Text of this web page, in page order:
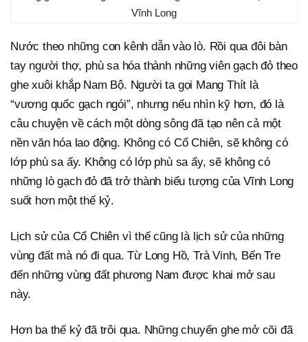
Vĩnh Long
Nước theo những con kênh dẫn vào lò. Rồi qua đôi bàn
tay người thợ, phù sa hóa thành những viên gạch đỏ theo
ghe xuôi khắp Nam Bộ. Người ta gọi Mang Thít là
“vương quốc gạch ngói”, nhưng nếu nhìn kỹ hơn, đó là
câu chuyện về cách một dòng sông đã tạo nên cả một
nền văn hóa lao động. Không có Cổ Chiên, sẽ không có
lớp phù sa ấy. Không có lớp phù sa ấy, sẽ không có
những lò gạch đỏ đã trở thành biểu tượng của Vĩnh Long
suốt hơn một thế kỷ.
Lịch sử của Cổ Chiên vì thế cũng là lịch sử của những
vùng đất mà nó đi qua. Từ Long Hồ, Trà Vinh, Bến Tre
đến những vùng đất phương Nam được khai mở sau
này.
Hơn ba thế kỷ đã trôi qua. Những chuyến ghe mở cõi đã